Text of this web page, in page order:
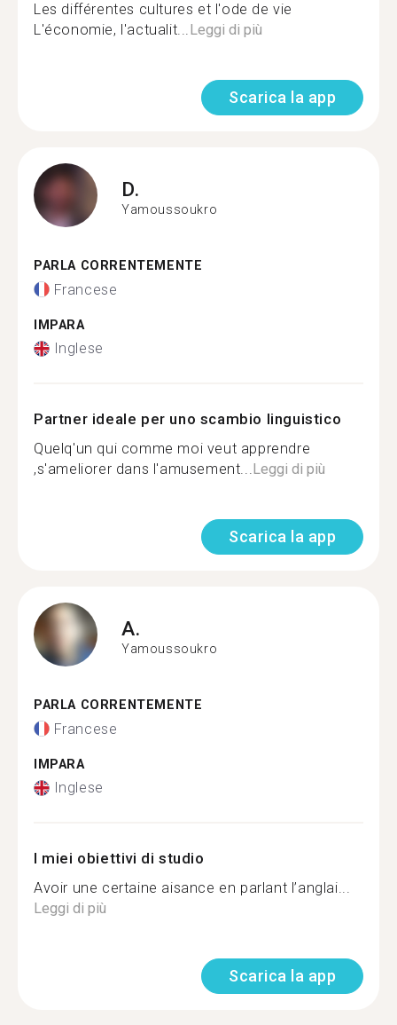
Les différentes cultures et l'ode de vie
L'économie, l'actualit...Leggi di più
Scarica la app
D.
Yamoussoukro
PARLA CORRENTEMENTE
Francese
IMPARA
Inglese
Partner ideale per uno scambio linguistico
Quelq'un qui comme moi veut apprendre
,s'ameliorer dans l'amusement...Leggi di più
Scarica la app
A.
Yamoussoukro
PARLA CORRENTEMENTE
Francese
IMPARA
Inglese
I miei obiettivi di studio
Avoir une certaine aisance en parlant l’anglai...
Leggi di più
Scarica la app